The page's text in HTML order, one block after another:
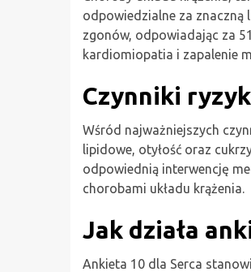
odpowiedzialne za znaczną
zgonów, odpowiadając za
kardiomiopatia i zapalenie
Czynniki
Wśród najważniejszych
lipidowe, otyłość oraz
odpowiednią interwencję
chorobami układu krążenia.
Jak działa
Ankieta 10 dla Serca